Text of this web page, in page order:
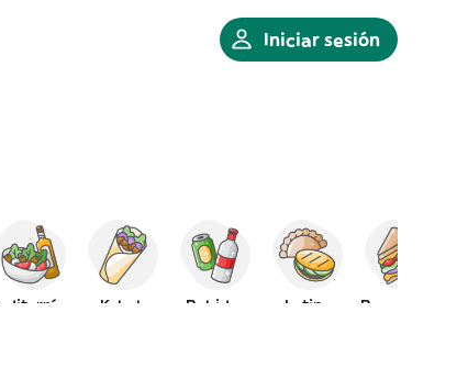
Iniciar sesión
Kebab Bebidas Latina Bocadillos